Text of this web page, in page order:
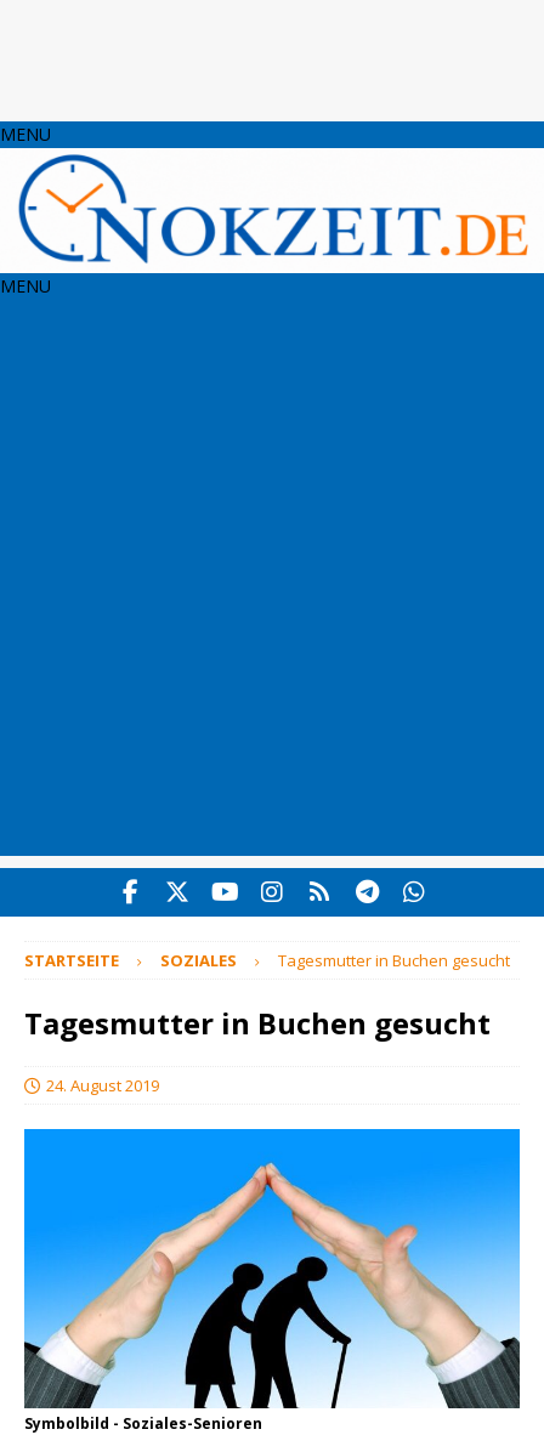
MENU
MENU
STARTSEITE SOZIALES Tagesmutter in Buchen gesucht
Tagesmutter in Buchen gesucht
24. August 2019
Symbolbild - Soziales-Senioren